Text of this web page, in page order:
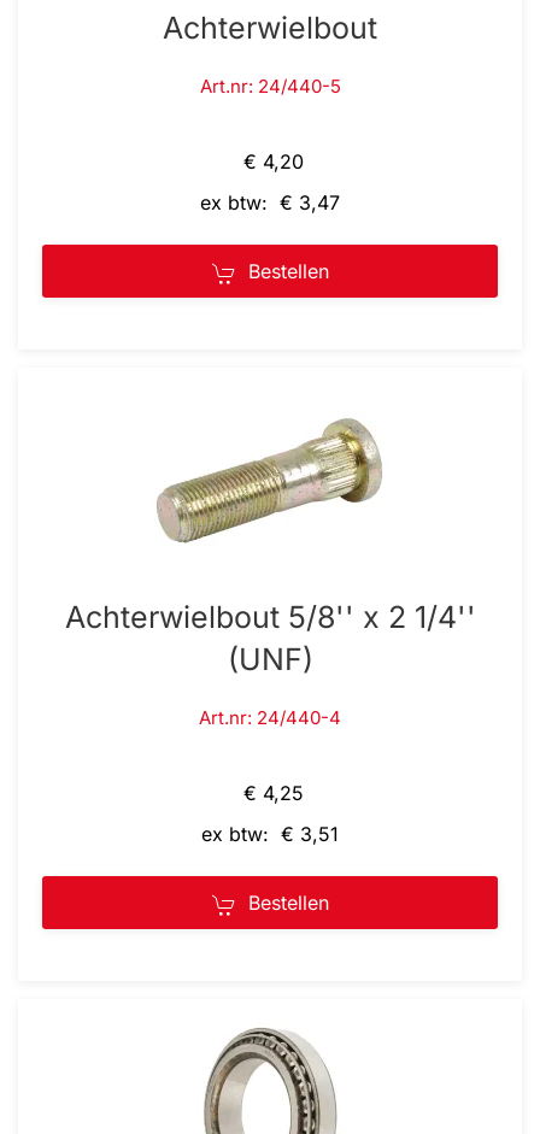
Achterwielbout
Art.nr: 24/440-5
€ 4,20
ex btw: € 3,47
Bestellen
Achterwielbout 5/8'' x 2 1/4''
(UNF)
Art.nr: 24/440-4
€ 4,25
ex btw: € 3,51
Bestellen